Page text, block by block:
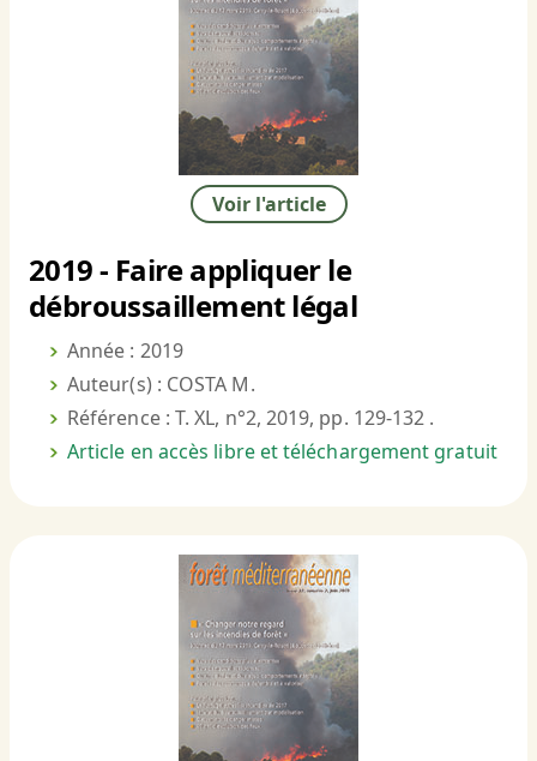
Voir l'article
2019 - Faire appliquer le
débroussaillement légal
Année : 2019
Auteur(s) : COSTA M.
Référence : T. XL, n°2, 2019, pp. 129-132 .
Article en accès libre et téléchargement gratuit